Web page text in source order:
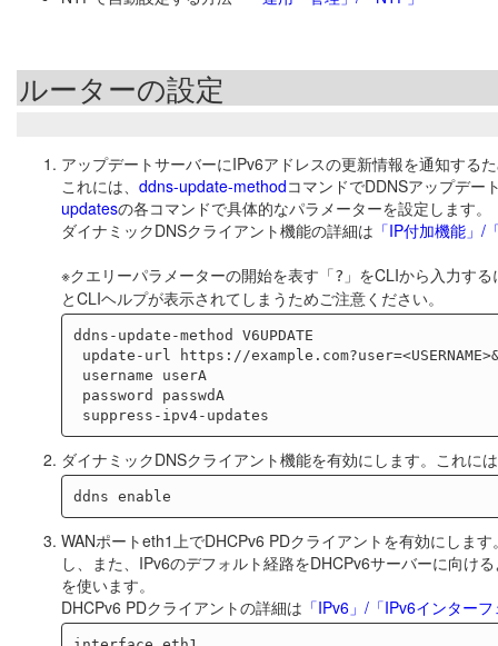
ルーターの設定
アップデートサーバーにIPv6アドレスの更新情報を通知する
これには、 ddns-update-methodコマンドでDDNSアップデー
updatesの各コマンドで具体的なパラメーターを設定します。
ダイナミックDNSクライアント機能の詳細は 「IP付加機能」/
※クエリーパラメーターの開始を表す「? 」をCLIから入力す
とCLIヘルプが表示されてしまうためご注意ください。
ddns-update-method V6UPDATE
ダイナミックDNSクライアント機能を有効にします。これに
WANポートeth1上でDHCPv6 PDクライアントを有効にしま
し、また、IPv6のデフォルト経路をDHCPv6サーバーに向け
を使います。
DHCPv6 PDクライアントの詳細は 「IPv6」/「IPv6インター